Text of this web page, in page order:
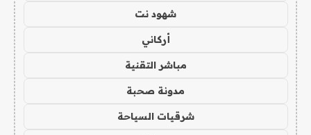
شهود نت
أركاني
مباشر التقنية
مدونة صحبة
شرقيات السياحة